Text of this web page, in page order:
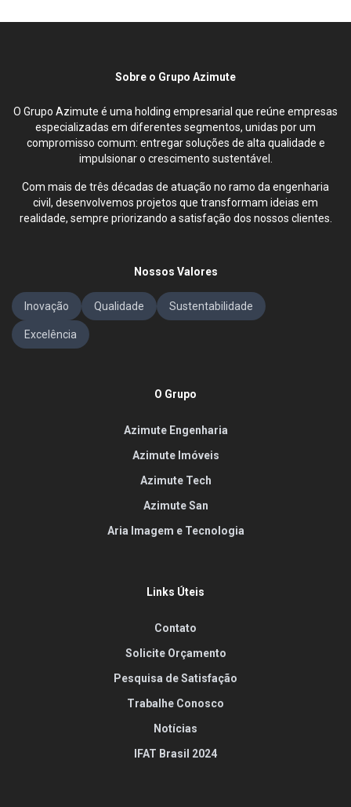
Sobre o Grupo Azimute
O Grupo Azimute é uma holding empresarial que reúne empresas
especializadas em diferentes segmentos, unidas por um
compromisso comum: entregar soluções de alta qualidade e
impulsionar o crescimento sustentável.
Com mais de três décadas de atuação no ramo da engenharia
civil, desenvolvemos projetos que transformam ideias em
realidade, sempre priorizando a satisfação dos nossos clientes.
Nossos Valores
Inovação Qualidade Sustentabilidade
Excelência
O Grupo
Azimute Engenharia
Azimute Imóveis
Azimute Tech
Azimute San
Aria Imagem e Tecnologia
Links Úteis
Contato
Solicite Orçamento
Pesquisa de Satisfação
Trabalhe Conosco
Notícias
IFAT Brasil 2024